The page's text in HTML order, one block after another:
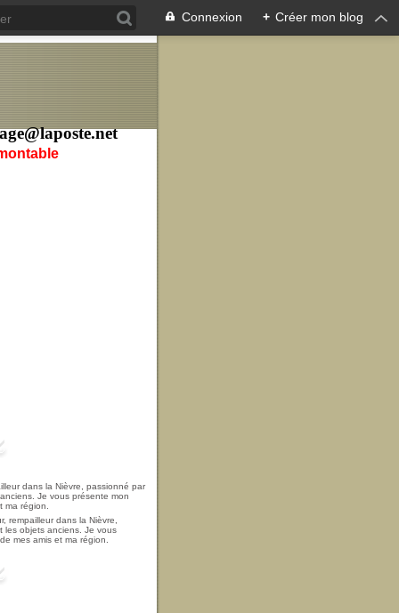
Connexion + Créer mon blog
rempailleur dans la Nièvre,
les objets anciens. Je vous
mes amis et ma région.